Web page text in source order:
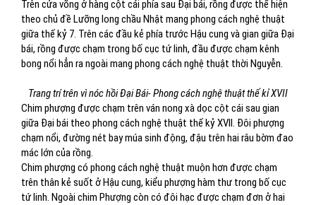
Trên cửa võng ở hàng cột cái phía sau Đại bái, rồng được thể hiện
theo chủ đề Lưỡng long chầu Nhật mang phong cách nghệ thuật
giữa thế kỷ 7. Trên các đầu kẻ phía trước Hậu cung và gian giữa Đại
bái, rồng được chạm trong bố cục tứ linh, đầu được chạm kênh
bong nổi hẳn ra ngoài mang phong cách nghệ thuật thời Nguyễn.
Trang trí trên vì nóc hồi Đại Bái- Phong cách nghệ thuật thế kỉ XVII
Chim phượng được chạm trên ván nong xà dọc cột cái sau gian
giữa Đại bái theo phong cách nghệ thuật thế kỷ XVII. Đôi phượng
chạm nổi, đường nét bay múa sinh động, đậu trên hai râu bờm đao
mác lớn của rồng.
Chim phượng có phong cách nghệ thuật muộn hơn được chạm
trên thân kẻ suốt ở Hậu cung, kiểu phượng hàm thư trong bố cục
tứ linh. Ngoài chim Phượng còn có đôi hạc được chạm đơn ở hai